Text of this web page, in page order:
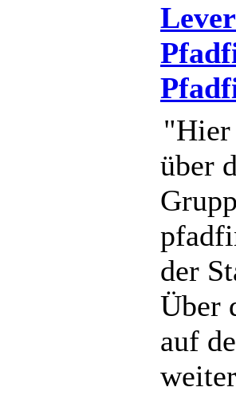
"Hier
über
der
Über
auf